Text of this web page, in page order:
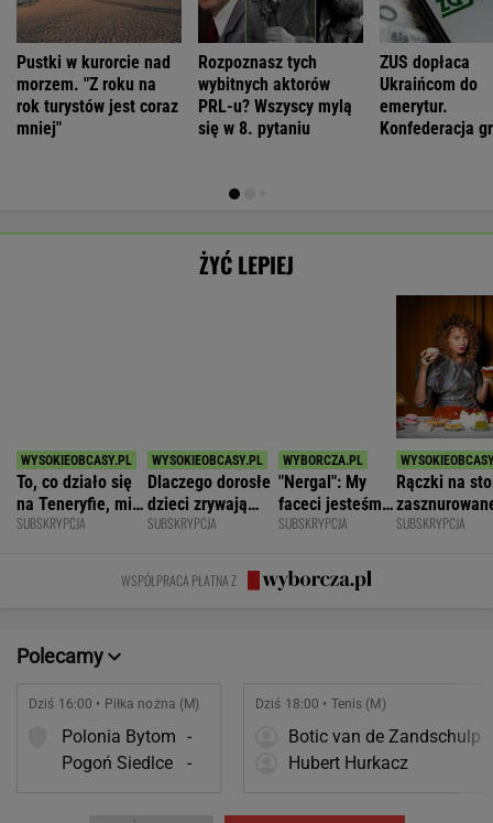
Pustki w kurorcie nad
morzem. "Z roku na
rok turystów jest coraz
mniej"
Rozpoznasz tych
wybitnych aktorów
PRL-u? Wszyscy mylą
się w 8. pytaniu
ZUS dopłaca
Ukraińcom do
emerytur.
Konfederacja
ŻYĆ LEPIEJ
To, co działo się
na Teneryfie, mi
się należało. Nie
SUBSKRYPCJA
Dlaczego dorosłe
dzieci zrywają
kontakt z
SUBSKRYPCJA
"Nergal": My
faceci jesteśmy
z natury
emocjonalnie
SUBSKRYPCJA
Rączki na
usta. Byłam
SUBSKRYPCJA
WSPÓŁPRACA PŁATNA Z
Polecamy
Dziś 16:00 • Piłka nożna (M)
Polonia Bytom -
Pogoń Siedlce
-
Dziś 18:00 • Tenis (M)
Botic van de Zandschulp
Hubert Hurkacz